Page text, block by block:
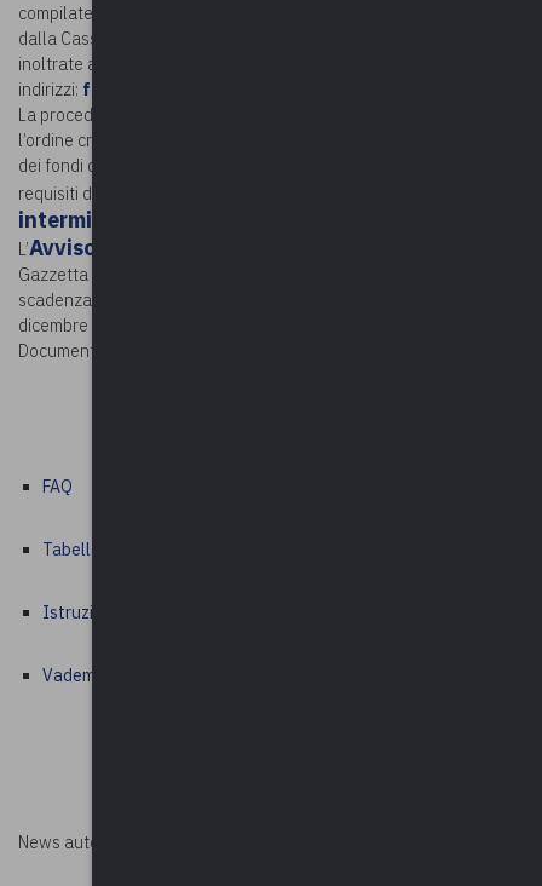
compilate attraverso il portale informatico messo a disposizione
dalla Cassa Depositi e Prestiti (soggetto gestore del Fondo) e
inoltrate a mezzo PEC ai seguenti
indirizzi: fondokyoto@pec.minambiente.it
La procedura di ammissione a finanziamento è effettuata secondo
l’ordine cronologico di ricezione delle istanze, fino ad esaurimento
dei fondi disponibili, pari a 200 milioni di euro. Le modalità e i
requisiti di partecipazione sono disciplinati dal
interministeriale
L’Avviso di apertura dei termini
Gazzetta Ufficiale – Serie Generale del 22 giugno 2021. La
scadenza per la presentazione delle domande è fissata al 19
dicembre 2021
Documenti utili:
FAQ
Tabella dei costi ammissibili
Istruzioni per la compilazione della tabella dei costi ammissibili
Vademecum per la rendicontazione delle spese
News autorizzata da